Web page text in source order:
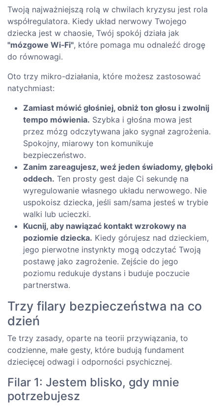
Twoją najważniejszą rolą w chwilach kryzysu jest rola
współregulatora. Kiedy układ nerwowy Twojego
dziecka jest w chaosie, Twój spokój działa jak
"mózgowe Wi‑Fi", które pomaga mu odnaleźć drogę
do równowagi.
Oto trzy mikro-działania, które możesz zastosować
natychmiast:
Zamiast mówić głośniej, obniż ton głosu i zwolnij
tempo mówienia. Szybka i głośna mowa jest
przez mózg odczytywana jako sygnał zagrożenia.
Spokojny, miarowy ton komunikuje
bezpieczeństwo.
Zanim zareagujesz, weź jeden świadomy, głęboki
oddech. Ten prosty gest daje Ci sekundę na
wyregulowanie własnego układu nerwowego. Nie
uspokoisz dziecka, jeśli sam/sama jesteś w trybie
walki lub ucieczki.
Kucnij, aby nawiązać kontakt wzrokowy na
poziomie dziecka. Kiedy górujesz nad dzieckiem,
jego pierwotne instynkty mogą odczytać Twoją
postawę jako zagrożenie. Zejście do jego
poziomu redukuje dystans i buduje poczucie
partnerstwa.
Trzy filary bezpieczeństwa na co
dzień
Te trzy zasady, oparte na teorii przywiązania, to
codzienne, małe gesty, które budują fundament
dziecięcej odwagi i odporności psychicznej.
Filar 1: Jestem blisko, gdy mnie
potrzebujesz